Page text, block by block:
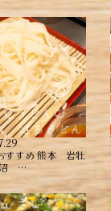
すすめ ︎熊本 岩牡
沼 …